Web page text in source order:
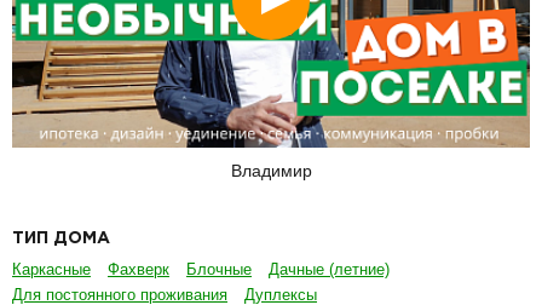
Владимир
ТИП ДОМА
Каркасные Фахверк Блочные
Дачные (летние)
Для постоянного проживания
Дуплексы